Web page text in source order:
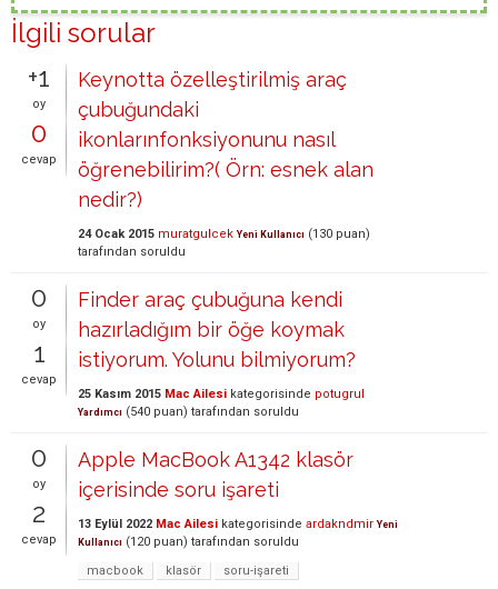
İlgili sorular
+1
oy
0
cevap
Keynotta özelleştirilmiş araç
çubuğundaki
ikonlarınfonksiyonunu nasıl
öğrenebilirim?( Örn: esnek alan
nedir?)
24 Ocak 2015 muratgulcek Yeni Kullanıcı (130 puan)
tarafından soruldu
0
oy
1
cevap
Finder araç çubuğuna kendi
hazırladığım bir öğe koymak
istiyorum. Yolunu bilmiyorum?
25 Kasım 2015 Mac Ailesi kategorisinde potugrul
Yardımcı (540 puan) tarafından soruldu
0
oy
2
cevap
Apple MacBook A1342 klasör
içerisinde soru işareti
13 Eylül 2022 Mac Ailesi kategorisinde ardakndmir Yeni
Kullanıcı (120 puan) tarafından soruldu
macbook
klasör soru-işareti